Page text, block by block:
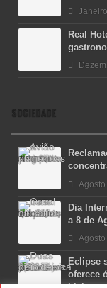
Real
SOCIEDADE
Dia
a 8 de
Eclipse
oferece